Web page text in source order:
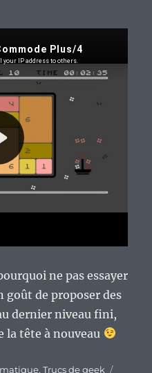
ne pas essayer
goût de proposer des
dernier niveau fini,
la tête à nouveau
,Trucs de geek